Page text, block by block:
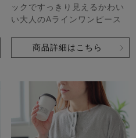
ックですっきり見えるかわい
い大人のAラインワンピース
商品詳細はこちら